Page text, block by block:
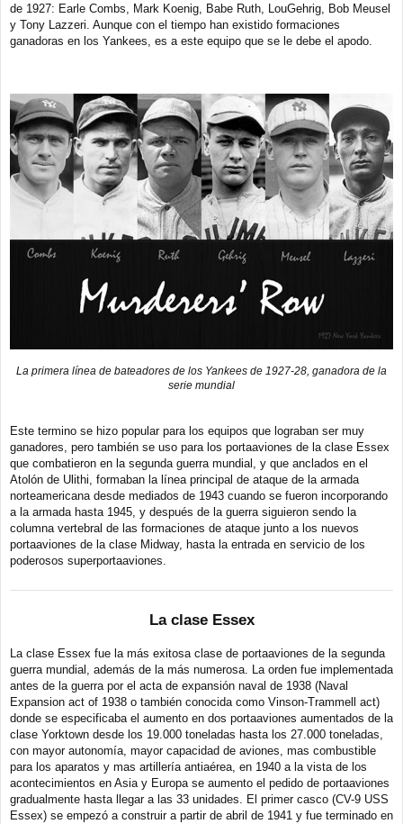
de 1927: Earle Combs, Mark Koenig, Babe Ruth, LouGehrig, Bob Meusel
y Tony Lazzeri. Aunque con el tiempo han existido formaciones
ganadoras en los Yankees, es a este equipo que se le debe el apodo.
La primera línea de bateadores de los Yankees de 1927-28, ganadora de la
serie mundial
Este termino se hizo popular para los equipos que lograban ser muy
ganadores, pero también se uso para los portaaviones de la clase Essex
que combatieron en la segunda guerra mundial, y que anclados en el
Atolón de Ulithi, formaban la línea principal de ataque de la armada
norteamericana desde mediados de 1943 cuando se fueron incorporando
a la armada hasta 1945, y después de la guerra siguieron sendo la
columna vertebral de las formaciones de ataque junto a los nuevos
portaaviones de la clase Midway, hasta la entrada en servicio de los
poderosos superportaaviones.
La clase Essex
La clase Essex fue la más exitosa clase de portaaviones de la segunda
guerra mundial, además de la más numerosa. La orden fue implementada
antes de la guerra por el acta de expansión naval de 1938 (Naval
Expansion act of 1938 o también conocida como Vinson-Trammell act)
donde se especificaba el aumento en dos portaaviones aumentados de la
clase Yorktown desde los 19.000 toneladas hasta los 27.000 toneladas,
con mayor autonomía, mayor capacidad de aviones, mas combustible
para los aparatos y mas artillería antiaérea, en 1940 a la vista de los
acontecimientos en Asia y Europa se aumento el pedido de portaaviones
gradualmente hasta llegar a las 33 unidades. El primer casco (CV-9 USS
Essex) se empezó a construir a partir de abril de 1941 y fue terminado en